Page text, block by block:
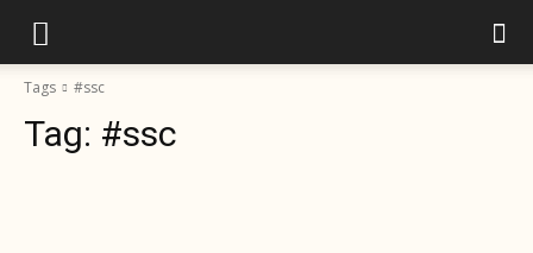
Tags #ssc
Tag: #ssc